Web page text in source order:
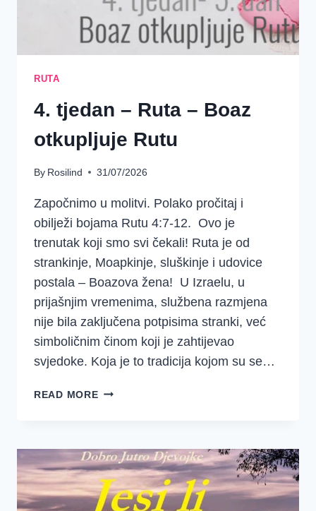
RUTA
4. tjedan – Ruta – Boaz
otkupljuje Rutu
By Rosilind 31/07/2026
Započnimo u molitvi. Polako pročitaj i
obilježi bojama Rutu 4:7-12. Ovo je
trenutak koji smo svi čekali! Ruta je od
strankinje, Moapkinje, sluškinje i udovice
postala – Boazova žena! U Izraelu, u
prijašnjim vremenima, službena razmjena
nije bila zaključena potpisima stranki, već
simboličnim činom koji je zahtijevao
svjedoke. Koja je to tradicija kojom su se…
READ MORE4.
–
BOAZ
OTKUPLJUJE
RUTU